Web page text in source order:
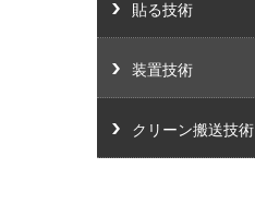
貼る技術
装置技術
クリーン搬送技術